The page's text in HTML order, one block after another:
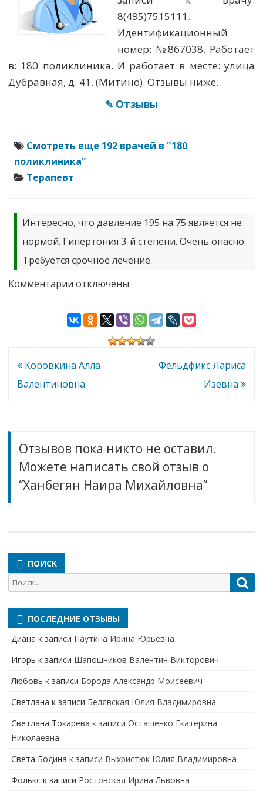
8(495)7515111.
Идентификационный
номер: №867038. Работает
в: 180 поликлиника. И работает в месте: улица
Дубравная, д. 41. (Митино). Отзывы ниже.
✎ Отзывы
Смотреть еще 192 врачей в "180
поликлиника"
Терапевт
Интересно, что давление 195 на 75 является не
нормой. Гипертония 3-й степени. Очень опасно.
Требуется срочное лечение.
Комментарии к
Наира
Михайловна
отключены
Навигация
по
Коровкина Алла
Валентиновна
Фельдфикс Лариса
Изевна
Отзывов пока никто не оставил.
Можете написать свой отзыв о
“Ханбегян Наира Михайловна”
ПОИСК
Поиск
для:
ПОСЛЕДНИЕ ОТЗЫВЫ
Диана к записи Паутина Ирина Юрьевна
Игорь к записи Шапошников Валентин Викторович
Любовь к записи Борода Александр Моисеевич
Светлана к записи Белявская Юлия Владимировна
Cветлана Токарева к записи Осташенко Екатерина
Николаевна
Света Бодина к записи Выхристюк Юлия Владимировна
Фолькс к записи Ростовская Ирина Львовна